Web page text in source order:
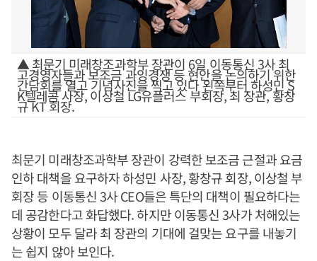
▲ 최문기 미래창조과학부 장관이 6일 이동통신 3사 최
고경영자들과 보조금 과잉경쟁 등 현안을 논의하기 위한
간담회를 열고 기념사진을 찍고 있다 왼쪽부터 하성민 S
K텔레콤 사장, 이상철 LG유플러스 부회장, 최 장관, 황창
규 KT 회장.
최문기 미래창조과학부 장관이 강력한 보조금 근절과 요금
인하 대책을 요구하자 하성민 사장, 황창규 회장, 이상철 부
회장 등 이동통신 3사 CEO들은 특단의 대책이 필요하다는
데 공감한다고 화답했다. 하지만 이동통신 3사가 처해있는
상황이 모두 달라 최 장관의 기대에 걸맞는 요구를 내놓기
는 쉽지 않아 보인다.